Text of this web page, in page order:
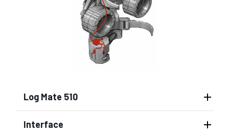
Log Mate 510
Interface